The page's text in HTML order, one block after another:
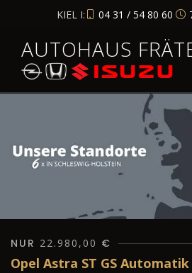
KIEL I: 04 31 / 54 80 60
AUTOHAUS
NUR 22.980,00 €
Opel Astra ST GS Automatik